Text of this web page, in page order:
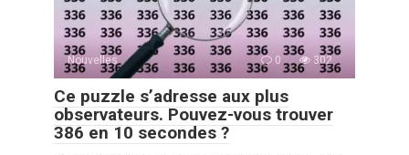
Nouvelles 0 302
Ce puzzle s’adresse aux plus
observateurs. Pouvez-vous trouver
386 en 10 secondes ?